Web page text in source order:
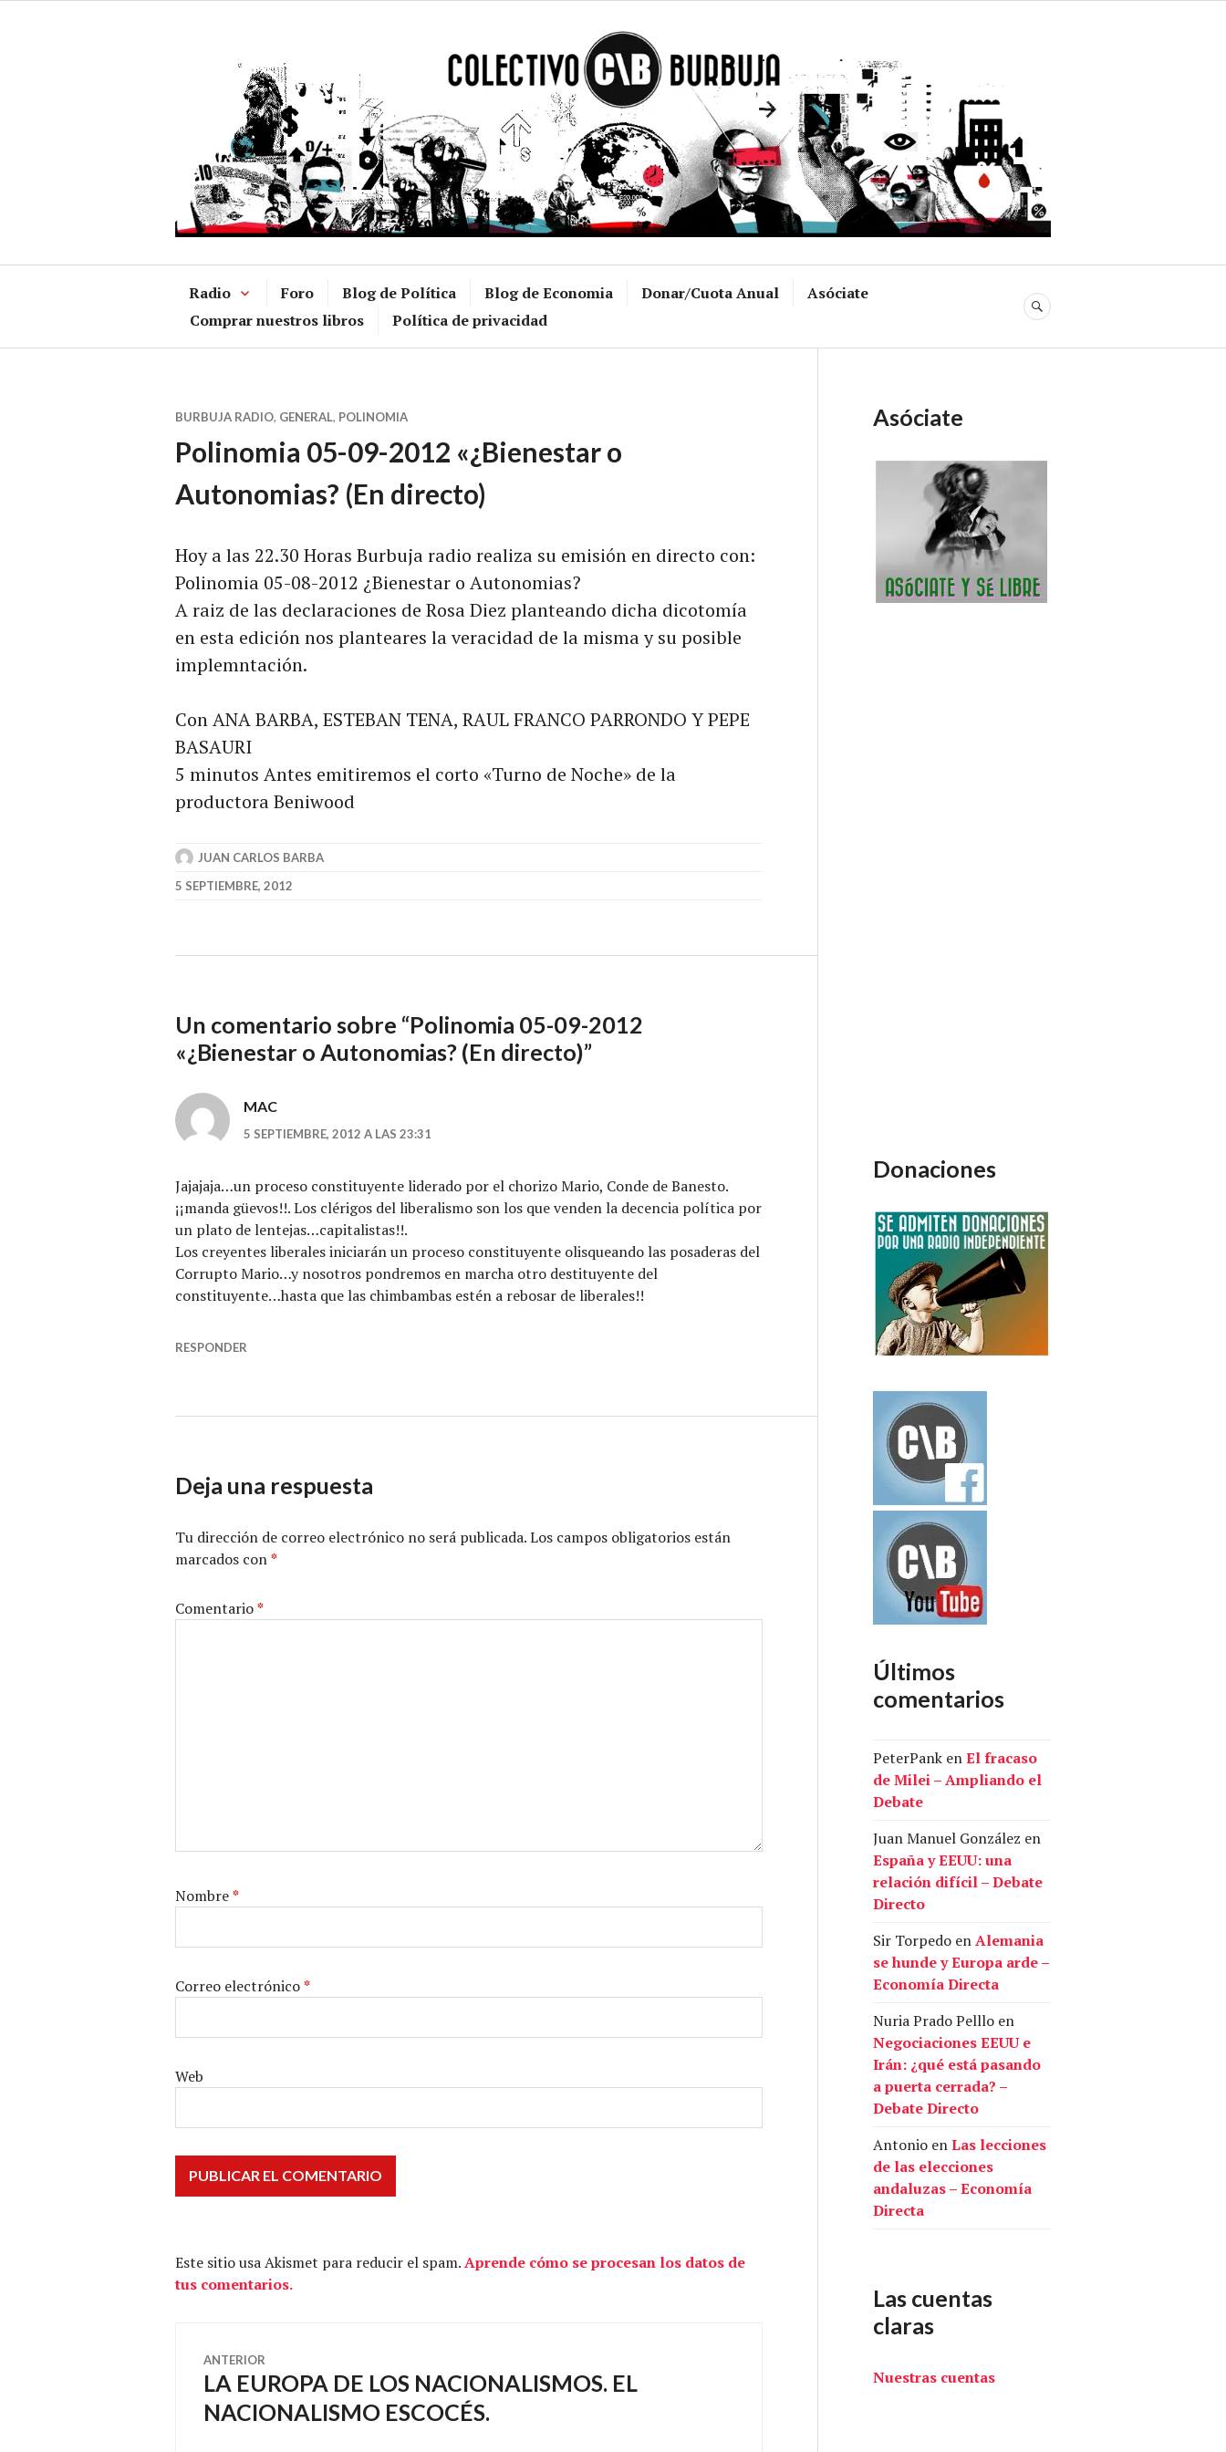
Radio Foro Blog de Política Blog de Economia Donar/Cuota Anual
Asóciate
Comprar nuestros libros
Política de privacidad
BUSCAR
BURBUJA RADIO, GENERAL, POLINOMIA
Polinomia 05-09-2012 «¿Bienestar o
Autonomias? (En directo)
Hoy a las 22.30 Horas Burbuja radio realiza su emisión en directo con:
Polinomia 05-08-2012 ¿Bienestar o Autonomias?
A raiz de las declaraciones de Rosa Diez planteando dicha dicotomía
en esta edición nos planteares la veracidad de la misma y su posible
implemntación.
Con ANA BARBA, ESTEBAN TENA, RAUL FRANCO PARRONDO Y PEPE
BASAURI
5 minutos Antes emitiremos el corto «Turno de Noche» de la
productora Beniwood
JUAN CARLOS BARBA
5 SEPTIEMBRE, 2012
Un comentario sobre “Polinomia 05-09-2012
«¿Bienestar o Autonomias? (En directo)”
MAC
5 SEPTIEMBRE, 2012 A LAS 23:31
Jajajaja…un proceso constituyente liderado por el chorizo Mario, Conde de Banesto.
¡¡manda güevos!!. Los clérigos del liberalismo son los que venden la decencia política por
un plato de lentejas…capitalistas!!.
Los creyentes liberales iniciarán un proceso constituyente olisqueando las posaderas del
Corrupto Mario…y nosotros pondremos en marcha otro destituyente del
constituyente…hasta que las chimbambas estén a rebosar de liberales!!
RESPONDER
Deja una respuesta
Tu dirección de correo electrónico no será publicada.Los campos obligatorios están
marcados con*
Comentario*
Nombre*
Correo electrónico*
Web
Este sitio usa Akismet para reducir el spam.Aprende cómo se procesan los datos de
tus comentarios.
Navegación
de
ANTERIOR
Entrada
anterior:
LA EUROPA DE LOS NACIONALISMOS. EL
NACIONALISMO ESCOCÉS.
Asóciate
Donaciones
Últimos
comentarios
PeterPank enEl fracaso
de Milei – Ampliando el
Debate
Juan Manuel González en
España y EEUU: una
relación difícil – Debate
Directo
Sir Torpedo enAlemania
se hunde y Europa arde –
Economía Directa
Nuria Prado Pelllo en
Negociaciones EEUU e
Irán: ¿qué está pasando
a puerta cerrada? –
Debate Directo
Antonio enLas lecciones
de las elecciones
andaluzas – Economía
Directa
Las cuentas
claras
Nuestras cuentas